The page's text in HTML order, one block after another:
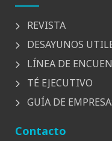
REVISTA
DESAYUNOS
LÍNEA DE
TÉ EJECUTIVO
GUÍA DE
Contacto